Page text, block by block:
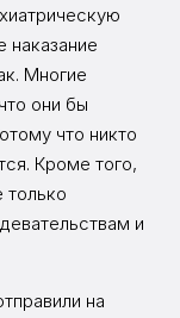
наказание
Многие
они бы
что никто
Кроме того,
только
и
на